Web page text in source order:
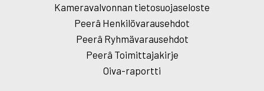
Kameravalvonnan tietosuojaseloste
Peerâ Henkilövarausehdot
Peerâ Ryhmävarausehdot
Peerâ Toimittajakirje
Oiva-raportti